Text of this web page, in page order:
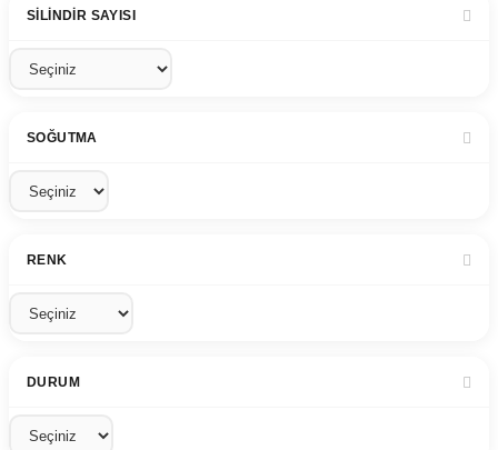
SILINDIR SAYISI
SOĞUTMA
RENK
DURUM